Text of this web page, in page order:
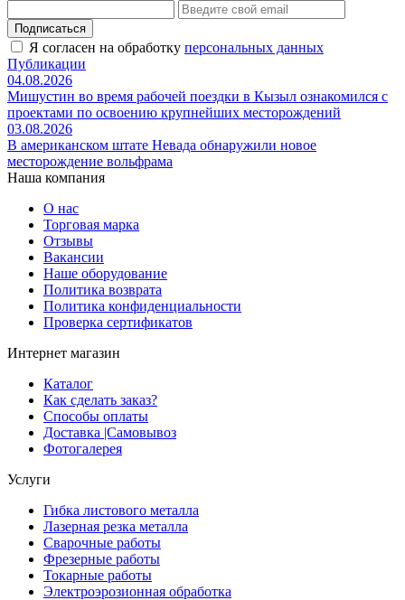
Подписаться
Я согласен на обработку персональных данных
Публикации
04.08.2026
Мишустин во время рабочей поездки в Кызыл ознакомился с
проектами по освоению крупнейших месторождений
03.08.2026
В американском штате Невада обнаружили новое
месторождение вольфрама
Наша компания
О нас
Торговая марка
Отзывы
Вакансии
Наше оборудование
Политика возврата
Политика конфиденциальности
Проверка сертификатов
Интернет магазин
Каталог
Как сделать заказ?
Способы оплаты
Доставка |Cамовывоз
Фотогалерея
Услуги
Гибка листового металла
Лазерная резка металла
Сварочные работы
Фрезерные работы
Токарные работы
Электроэрозионная обработка